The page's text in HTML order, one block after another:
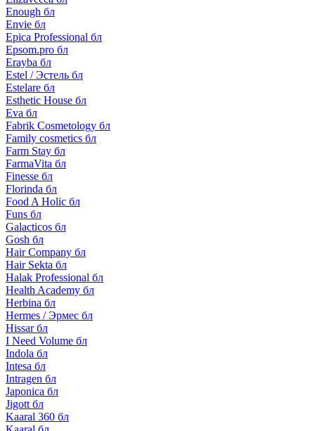
Enough бл
Envie бл
Epica Professional бл
Epsom.pro бл
Erayba бл
Estel / Эстель бл
Estelare бл
Esthetic House бл
Eva бл
Fabrik Cosmetology бл
Family cosmetics бл
Farm Stay бл
FarmaVita бл
Finesse бл
Florinda бл
Food A Holic бл
Funs бл
Galacticos бл
Gosh бл
Hair Company бл
Hair Sekta бл
Halak Professional бл
Health Academy бл
Herbina бл
Hermes / Эрмес бл
Hissar бл
I Need Volume бл
Indola бл
Intesa бл
Intragen бл
Japonica бл
Jigott бл
Kaaral 360 бл